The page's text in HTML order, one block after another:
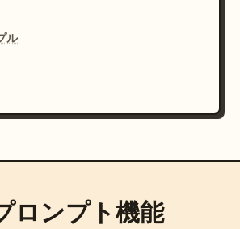
ル
ロンプト機能